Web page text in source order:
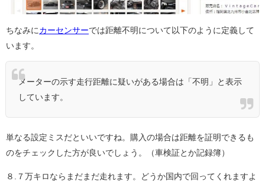
ちなみに カーセンサーでは距離不明について以下のように定義して
います。
メーターの示す走行距離に疑いがある場合は「不明」と表示
しています。
単なる設定ミスだといいですね。購入の場合は距離を証明できるも
のをチェックした方が良いでしょう。（車検証とか記録簿）
８.７万キロならまだまだ走れます。どうか国内で回ってくれますよ